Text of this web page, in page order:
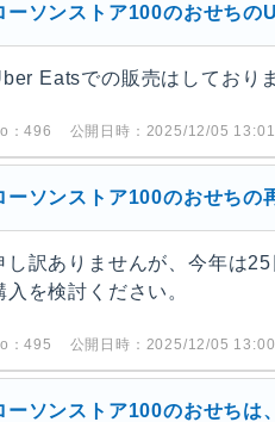
ーソンストア100のおせち
Eatsでの販売はしており
：496 公開日時：2025/12/05 13:01
ーソンストア100のおせちの
し訳ありませんが、今年は
入を検討ください。
：495 公開日時：2025/12/05 13:00
ーソンストア100のおせちは